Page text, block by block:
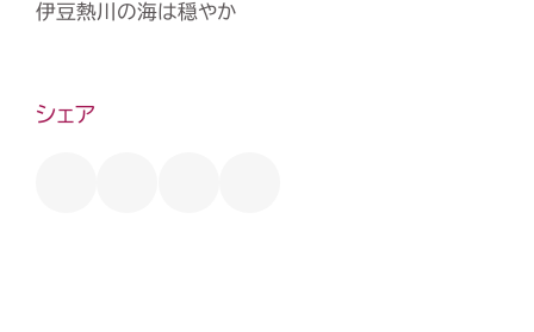
伊豆熱川の海は穏やか
シェア